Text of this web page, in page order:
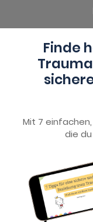
Finde
Mit 7
die